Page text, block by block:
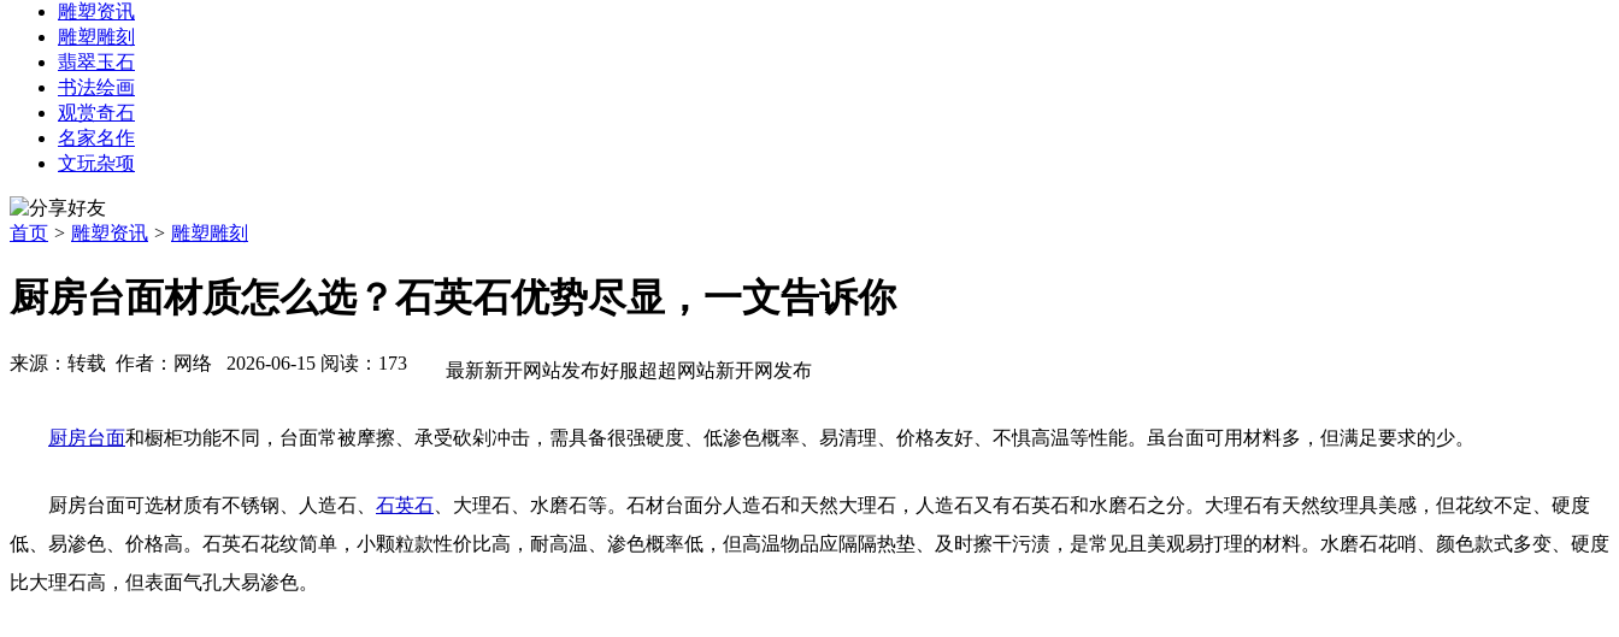
雕塑资讯
雕塑雕刻
翡翠玉石
书法绘画
观赏奇石
名家名作
文玩杂项
首页 > 雕塑资讯 > 雕塑雕刻
厨房台面材质怎么选？石英石优势尽显，一文告诉你
来源：转载 作者：网络 2026-06-15 阅读：173 最新新开网站发布好服超超网站新开网发布
厨房台面和橱柜功能不同，台面常被摩擦、承受砍剁冲击，需具备很强硬度、低渗色概率、易清理、价格友好、不惧高温等性能。虽台面可用材料多，但满足要求的少。
厨房台面可选材质有不锈钢、人造石、 石英石 、大理石、水磨石等。石材台面分人造石和天然大理石，人造石又有石英石和水磨石之分。大理石有天然纹理具美感，但花纹不定、硬度
低、易渗色、价格高。石英石花纹简单，小颗粒款性价比高，耐高温、渗色概率低，但高温物品应隔隔热垫、及时擦干污渍，是常见且美观易打理的材料。水磨石花哨、颜色款式多变、硬度
比大理石高，但表面气孔大易渗色。